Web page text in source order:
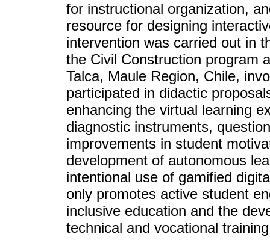
for instructional organization,
resource for designing
intervention was carried out in
the Civil Construction program
Talca, Maule Region, Chile,
participated in didactic
enhancing the virtual learning
diagnostic instruments,
improvements in student
development of autonomous
intentional use of gamified
only promotes active student
inclusive education and the
technical and vocational